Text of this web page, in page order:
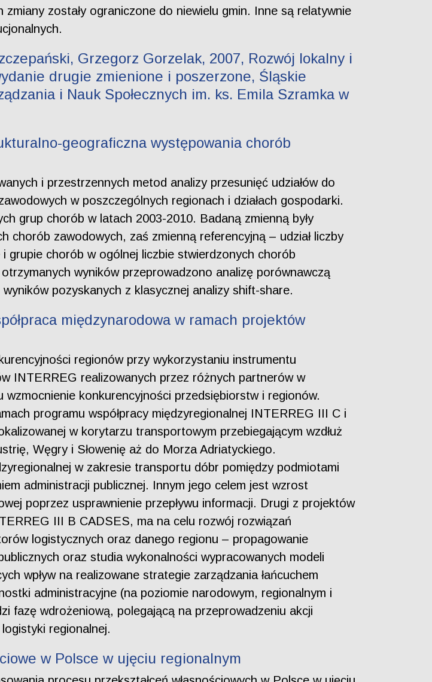
zostały ograniczone do niewielu gmin. Inne są relatywnie
Grzegorz Gorzelak, 2007, Rozwój lokalny i
drugie zmienione i poszerzone, Śląskie
i Nauk Społecznych im. ks. Emila Szramka w
geograficzna występowania chorób
i przestrzennych metod analizy przesunięć udziałów do
w poszczególnych regionach i działach gospodarki.
grup chorób w latach 2003-2010. Badaną zmienną były
chorób zawodowych, zaś zmienną referencyjną – udział liczby
grupie chorób w ogólnej liczbie stwierdzonych chorób
wyników przeprowadzono analizę porównawczą
pozyskanych z klasycznej analizy shift-share.
międzynarodowa w ramach projektów
regionów przy wykorzystaniu instrumentu
INTERREG realizowanych przez różnych partnerów w
wzmocnienie konkurencyjności przedsiębiorstw i regionów.
programu współpracy międzyregionalnej INTERREG III C i
w korytarzu transportowym przebiegającym wzdłuż
Węgry i Słowenię aż do Morza Adriatyckiego.
w zakresie transportu dóbr pomiędzy podmiotami
administracji publicznej. Innym jego celem jest wzrost
poprzez usprawnienie przepływu informacji. Drugi z projektów
III B CADSES, ma na celu rozwój rozwiązań
logistycznych oraz danego regionu – propagowanie
oraz studia wykonalności wypracowanych modeli
wpływ na realizowane strategie zarządzania łańcuchem
administracyjne (na poziomie narodowym, regionalnym i
fazę wdrożeniową, polegającą na przeprowadzeniu akcji
regionalnej.
w Polsce w ujęciu regionalnym